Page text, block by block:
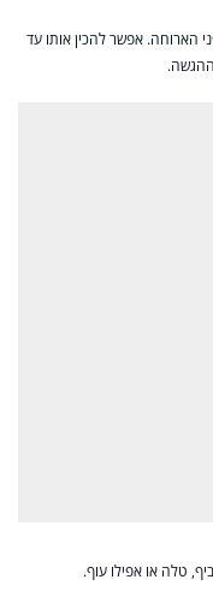
הארוחה. אפשר להכין אותו עד
ההגשה.
טלה או אפילו עוף.